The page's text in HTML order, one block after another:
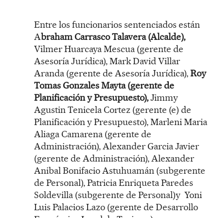
Entre los funcionarios sentenciados están
Abraham Carrasco Talavera (Alcalde),
Vilmer Huarcaya Mescua (gerente de
Asesoría Jurídica), Mark David Villar
Aranda (gerente de Asesoría Jurídica),Roy
Tomas Gonzales Mayta (gerente de
Planificación y Presupuesto),Jimmy
Agustin Tenicela Cortez (gerente (e) de
Planificación y Presupuesto), Marleni Maria
Aliaga Camarena (gerente de
Administración), Alexander Garcia Javier
(gerente de Administración), Alexander
Anibal Bonifacio Astuhuamán (subgerente
de Personal), Patricia Enriqueta Paredes
Soldevilla (subgerente de Personal)y Yoni
Luis Palacios Lazo (gerente de Desarrollo